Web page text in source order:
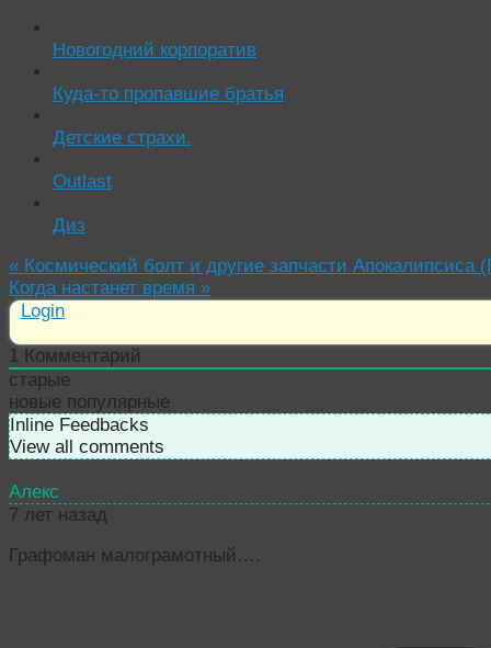
Новогодний корпоратив
Куда-то пропавшие братья
Детские страхи.
Outlast
Диз
« Космический болт и другие запчасти Апокалипсиса
Когда настанет время »
Login
1 Комментарий
старые
новые популярные
Inline Feedbacks
View all comments
Алекс
7 лет назад
Графоман малограмотный….